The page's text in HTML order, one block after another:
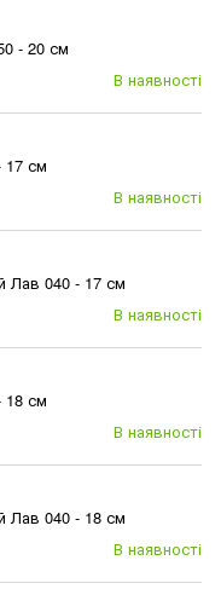
- 20 см
В наявності
17 см
В наявності
Лав 040 - 17 см
В наявності
18 см
В наявності
Лав 040 - 18 см
В наявності